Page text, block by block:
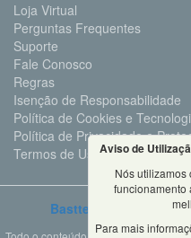
Loja Virtual
Perguntas Frequentes
Suporte
Fale Conosco
Regras
Isenção de Responsabilidade
Política de Cookies e
Política de Privacidade e
Termos de Uso
Bastter.com 2001
Aviso de
Nós utilizamos
funcionamento
Para mais